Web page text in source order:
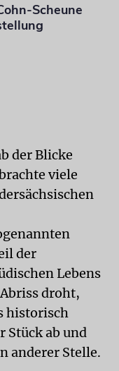
Scheune
der Blicke
viele
der
Lebens
droht,
historisch
Stück ab und
anderer Stelle.